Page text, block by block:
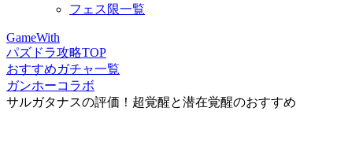
フェス限一覧
GameWith
パズドラ攻略TOP
おすすめガチャ一覧
ガンホーコラボ
サルガタナスの評価！超覚醒と潜在覚醒のおすすめ